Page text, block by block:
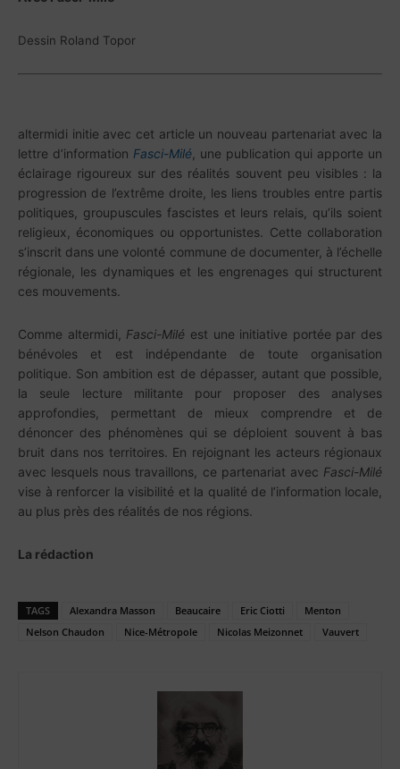
Dessin Roland Topor
altermidi initie avec cet article un nouveau partenariat avec la
lettre d’information Fasci-Milé , une publication qui apporte un
éclairage rigoureux sur des réalités souvent peu visibles : la
progression de l’extrême droite, les liens troubles entre partis
politiques, groupuscules fascistes et leurs relais, qu’ils soient
religieux, économiques ou opportunistes. Cette collaboration
s’inscrit dans une volonté commune de documenter, à l’échelle
régionale, les dynamiques et les engrenages qui structurent
ces mouvements.
Comme altermidi, Fasci-Milé est une initiative portée par des
bénévoles et est indépendante de toute organisation
politique. Son ambition est de dépasser, autant que possible,
la seule lecture militante pour proposer des analyses
approfondies, permettant de mieux comprendre et de
dénoncer des phénomènes qui se déploient souvent à bas
bruit dans nos territoires. En rejoignant les acteurs régionaux
avec lesquels nous travaillons, ce partenariat avec Fasci-Milé
vise à renforcer la visibilité et la qualité de l’information locale,
au plus près des réalités de nos régions.
La rédaction
TAGS Alexandra Masson Beaucaire Eric Ciotti
Menton
Nelson Chaudon
Nice-Métropole Nicolas Meizonnet Vauvert